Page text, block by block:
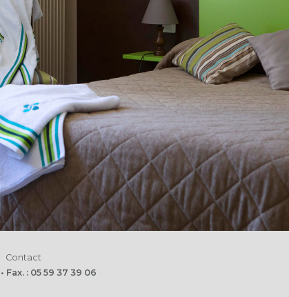
Contact
Fax. : 05 59 37 39 06